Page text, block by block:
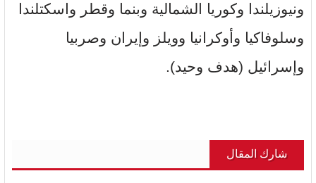
ونيوزيلندا وكوريا الشمالية وبنما وقطر واسكتلندا
وسلوفاكيا وأوكرانيا وويلز وإيران وصربيا
وإسرائيل (هدف وحيد).
شارك المقال